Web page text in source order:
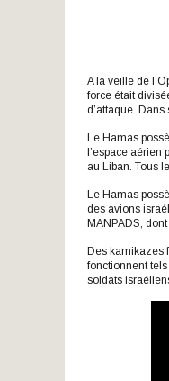
A la veille de
force était
d’attaque.
Le Hamas
l’espace aérien
au Liban. Tous
Le Hamas
des avions
MANPADS,
Des kamikazes
fonctionnent
soldats